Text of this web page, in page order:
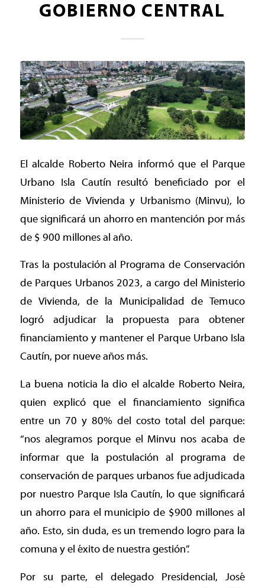
GOBIERNO CENTRAL
El alcalde Roberto Neira informó que el Parque
Urbano Isla Cautín resultó beneficiado por el
Ministerio de Vivienda y Urbanismo (Minvu), lo
que significará un ahorro en mantención por más
de $ 900 millones al año.
Tras la postulación al Programa de Conservación
de Parques Urbanos 2023, a cargo del Ministerio
de Vivienda, de la Municipalidad de Temuco
logró adjudicar la propuesta para obtener
financiamiento y mantener el Parque Urbano Isla
Cautín, por nueve años más.
La buena noticia la dio el alcalde Roberto Neira,
quien explicó que el financiamiento significa
entre un 70 y 80% del costo total del parque:
“nos alegramos porque el Minvu nos acaba de
informar que la postulación al programa de
conservación de parques urbanos fue adjudicada
por nuestro Parque Isla Cautín, lo que significará
un ahorro para el municipio de $900 millones al
año. Esto, sin duda, es un tremendo logro para la
comuna y el éxito de nuestra gestión”.
Por su parte, el delegado Presidencial, José